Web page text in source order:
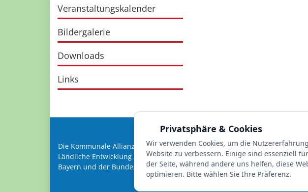
Veranstaltungskalender
Bildergalerie
Downloads
Links
Die Kommunale Allianz Südspessart wird begleitet und unterstützt vom
Ländliche Entwicklung Unterfranken sowie gefördert mit Mitteln des
Bayern und der Bundesrepublik Deutschland.
Privatsphäre & Cookies
Wir verwenden Cookies, um die
Website zu verbessern. Einige sind essenziell
der Seite, während andere uns helfen, diese
optimieren. Bitte wählen Sie Ihre Präferenz.